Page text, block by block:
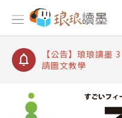
【公告】琅琅讀墨書
【公告】琅琅讀墨
【公告】琅琅書店
查詢